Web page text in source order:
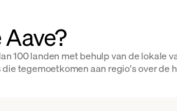
100 landen met behulp van de lokale
tegemoetkomen aan regio's over de